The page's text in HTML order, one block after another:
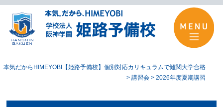
本気だからHIMEYOBI【姫路予備校】個別対応カリキュラムで難関大学合格
> 講習会 > 2026年度夏期講習